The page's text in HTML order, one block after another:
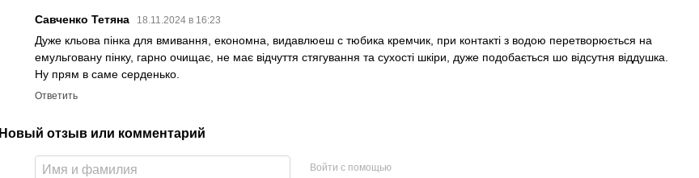
Савченко Тетяна 18.11.2024 в 16:23
Дуже кльова пінка для вмивання, економна, видавлюеш с тюбика кремчик, при контакті з водою перетворюється на
емульговану пінку, гарно очищає, не має відчуття стягування та сухості шкіри, дуже подобається шо відсутня віддушка.
Ну прям в саме серденько.
Ответить
Новый отзыв или комментарий
Войти с помощью